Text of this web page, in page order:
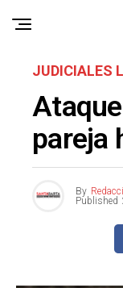
JUDICIALES
pareja
By
Published